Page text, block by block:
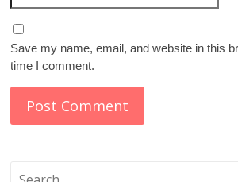
Save my name, email, and website in this
time I comment.